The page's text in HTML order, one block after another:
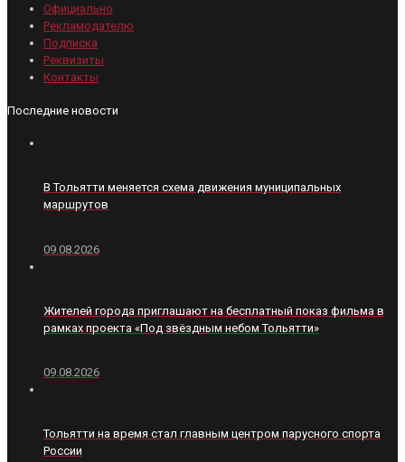
Официально
Рекламодателю
Подписка
Реквизиты
Контакты
Последние новости
В Тольятти меняется схема движения муниципальных
маршрутов
09.08.2026
Жителей города приглашают на бесплатный показ фильма в
рамках проекта «Под звёздным небом Тольятти»
09.08.2026
Тольятти на время стал главным центром парусного спорта
России